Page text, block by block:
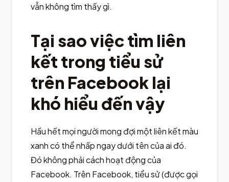
vẫn không tìm thấy gì.
Tại sao việc tìm liên
kết trong tiểu sử
trên Facebook lại
khó hiểu đến vậy
Hầu hết mọi người mong đợi một liên kết màu
xanh có thể nhấp ngay dưới tên của ai đó.
Đó không phải cách hoạt động của
Facebook. Trên Facebook, tiểu sử (được gọi